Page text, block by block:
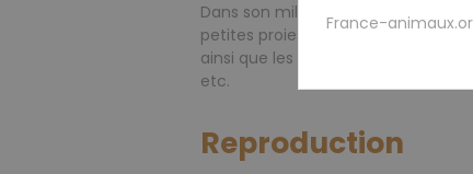
Dans son milieu,Phoxinus phoxinus
petites proies benthiques. En
ainsi que les nourritures fraîches
etc.
Reproduction
France-